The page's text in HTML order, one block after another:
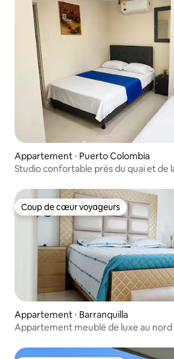
Appartement ⋅ Puerto Colombia
Studio confortable près du quai et de
Coup de cœur voyageurs
Coup de cœur voyageurs
Appartement ⋅ Barranquilla
Appartement meublé de luxe au nord